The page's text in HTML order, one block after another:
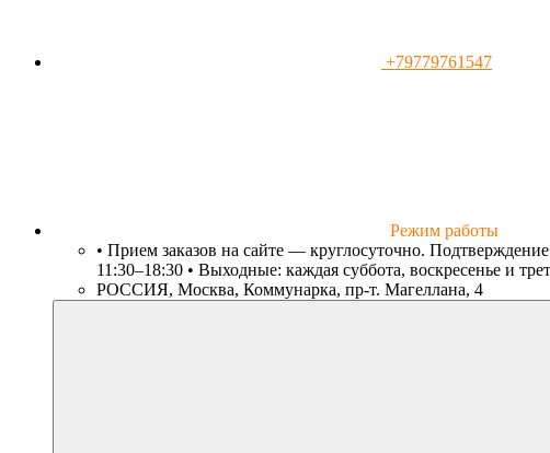
+79779761547
Режим работы
• Прием заказов на сайте — круглосуточно.
11:30–18:30 • Выходные: каждая суббота, воскресенье и
РОССИЯ, Москва, Коммунарка, пр-т. Магеллана, 4